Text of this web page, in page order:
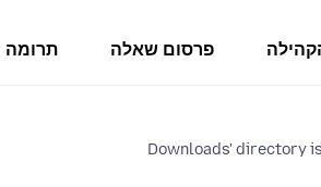
פרסום שאלה תרומה